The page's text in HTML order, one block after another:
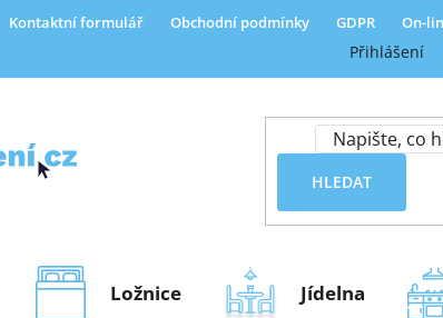
Kontaktní formulář Obchodní podmínky GDPR On-
Přihlášení
HLEDAT
Ložnice Jídelna